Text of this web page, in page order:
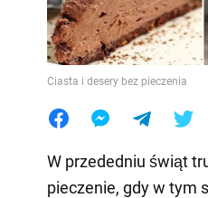
Ciasta i desery bez pieczenia
W przededniu świąt
pieczenie, gdy w tym